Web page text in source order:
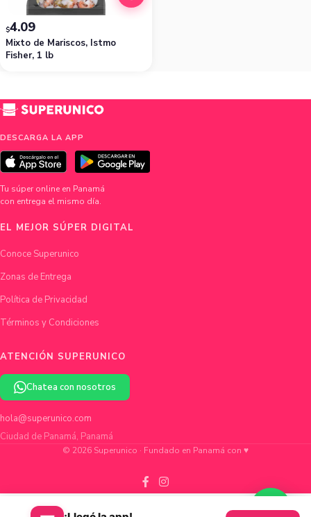
Mixto de Mariscos, Istmo
Fisher, 1 lb
$4.09
DESCARGA LA APP
Tu súper online en Panamá
con entrega el mismo día.
EL MEJOR SÚPER DIGITAL
Conoce Superunico
Zonas de Entrega
Política de Privacidad
Términos y Condiciones
ATENCIÓN SUPERUNICO
Chatea con nosotros
hola@superunico.com
Ciudad de Panamá, Panamá
© 2026 Superunico · Fundado en Panamá con ♥